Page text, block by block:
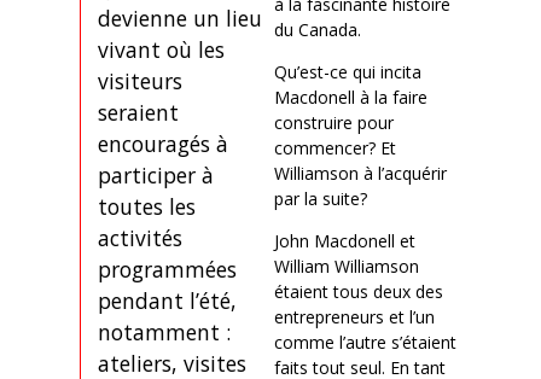
devienne un lieu
vivant où les
visiteurs
seraient
encouragés à
participer à
toutes les
activités
programmées
pendant l’été,
notamment :
ateliers, visites
du Canada.
Qu’est-ce qui incita
Macdonell à la faire
construire pour
commencer? Et
Williamson à l’acquérir
par la suite?
John Macdonell et
William Williamson
étaient tous deux des
entrepreneurs et l’un
comme l’autre s’étaient
faits tout seul. En tant